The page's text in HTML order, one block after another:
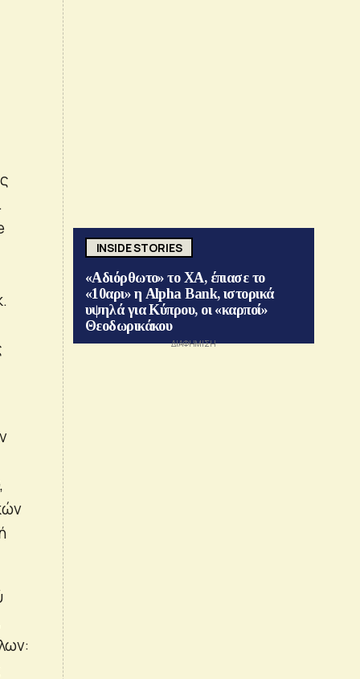
INSIDE STORIES
«Αδιόρθωτο» το ΧΑ, έπιασε το
«10αρι» η Alpha Bank, ιστορικά
υψηλά για Κύπρου, οι «καρποί»
Θεοδωρικάκου